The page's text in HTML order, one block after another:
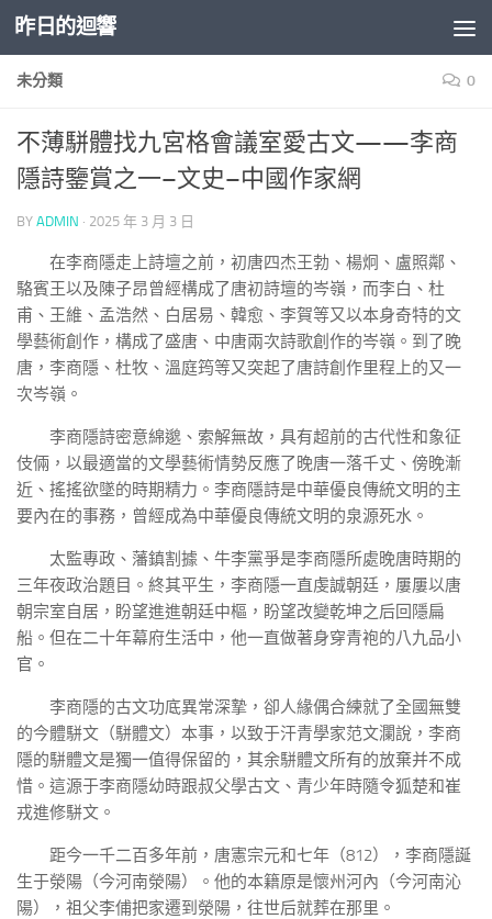
Skip to content
昨日的迴響
未分類 0
不薄駢體找九宮格會議室愛古文——李商
隱詩鑒賞之一–文史–中國作家網
BY ADMIN · 2025 年 3 月 3 日
在李商隱走上詩壇之前，初唐四杰王勃、楊炯、盧照鄰、
駱賓王以及陳子昂曾經構成了唐初詩壇的岑嶺，而李白、杜
甫、王維、孟浩然、白居易、韓愈、李賀等又以本身奇特的文
學藝術創作，構成了盛唐、中唐兩次詩歌創作的岑嶺。到了晚
唐，李商隱、杜牧、溫庭筠等又突起了唐詩創作里程上的又一
次岑嶺。
李商隱詩密意綿邈、索解無故，具有超前的古代性和象征
伎倆，以最適當的文學藝術情勢反應了晚唐一落千丈、傍晚漸
近、搖搖欲墜的時期精力。李商隱詩是中華優良傳統文明的主
要內在的事務，曾經成為中華優良傳統文明的泉源死水。
太監專政、藩鎮割據、牛李黨爭是李商隱所處晚唐時期的
三年夜政治題目。終其平生，李商隱一直虔誠朝廷，屢屢以唐
朝宗室自居，盼望進進朝廷中樞，盼望改變乾坤之后回隱扁
船。但在二十年幕府生活中，他一直做著身穿青袍的八九品小
官。
李商隱的古文功底異常深摯，卻人緣偶合練就了全國無雙
的今體駢文（駢體文）本事，以致于汗青學家范文瀾說，李商
隱的駢體文是獨一值得保留的，其余駢體文所有的放棄并不成
惜。這源于李商隱幼時跟叔父學古文、青少年時隨令狐楚和崔
戎進修駢文。
距今一千二百多年前，唐憲宗元和七年（812），李商隱誕
生于滎陽（今河南滎陽）。他的本籍原是懷州河內（今河南沁
陽），祖父李俌把家遷到滎陽，往世后就葬在那里。